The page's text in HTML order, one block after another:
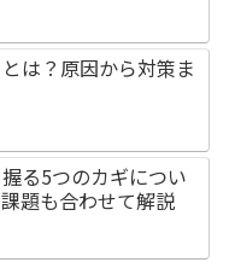
は？原因から対策ま
る5つのカギについ
題も合わせて解説